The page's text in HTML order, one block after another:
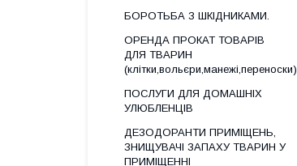
БОРОТЬБА З ШКІДНИКАМИ.
ОРЕНДА ПРОКАТ ТОВАРІВ
ДЛЯ ТВАРИН
(клітки,вольєри,манежі,переноски)
ПОСЛУГИ ДЛЯ ДОМАШНІХ
УЛЮБЛЕНЦІВ
ДЕЗОДОРАНТИ ПРИМІЩЕНЬ,
ЗНИЩУВАЧІ ЗАПАХУ ТВАРИН У
ПРИМІЩЕННІ